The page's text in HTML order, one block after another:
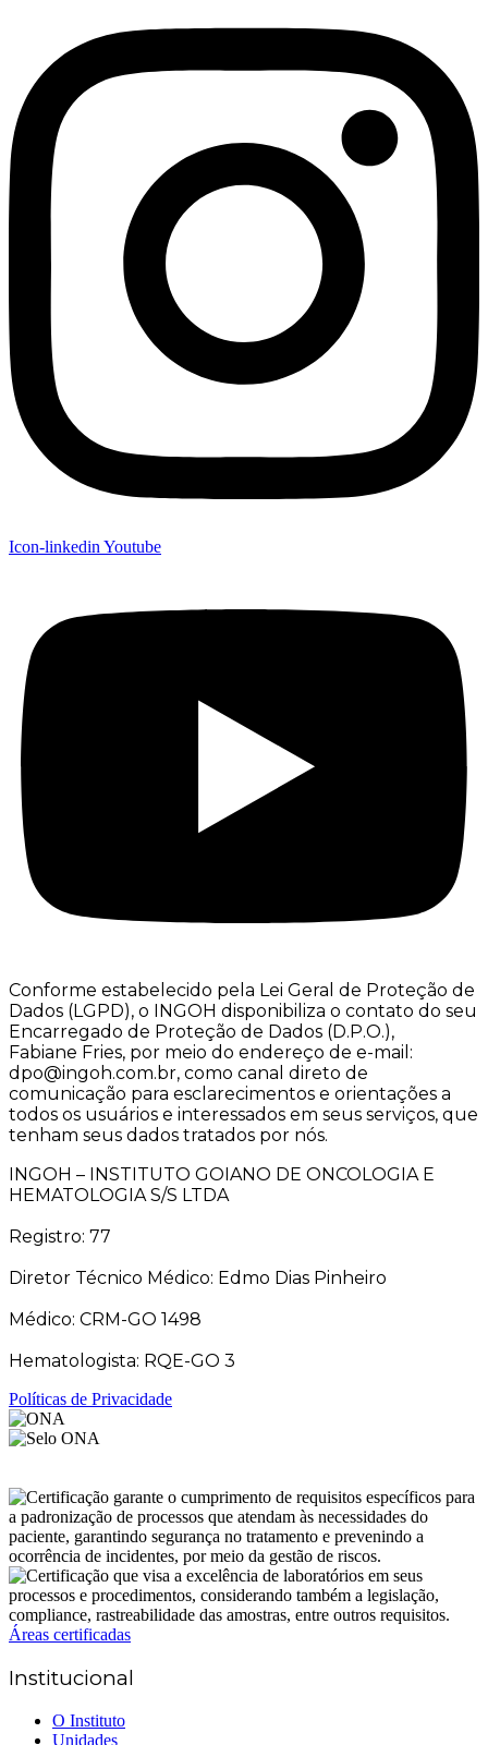
Icon-linkedin Youtube
Conforme estabelecido pela Lei Geral de Proteção de
Dados (LGPD), o INGOH disponibiliza o contato do seu
Encarregado de Proteção de Dados (D.P.O.),
Fabiane Fries, por meio do endereço de e-mail:
dpo@ingoh.com.br, como canal direto de
comunicação para esclarecimentos e orientações a
todos os usuários e interessados em seus serviços, que
tenham seus dados tratados por nós.
INGOH – INSTITUTO GOIANO DE ONCOLOGIA E
HEMATOLOGIA S/S LTDA
Registro: 77
Diretor Técnico Médico: Edmo Dias Pinheiro
Médico: CRM-GO 1498
Hematologista: RQE-GO 3
Políticas de Privacidade
Áreas certificadas
Institucional
O Instituto
Unidades